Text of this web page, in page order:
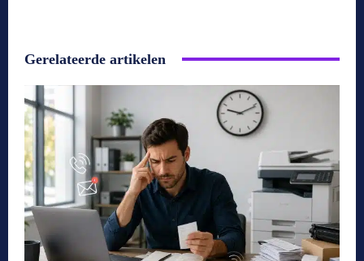
Gerelateerde artikelen